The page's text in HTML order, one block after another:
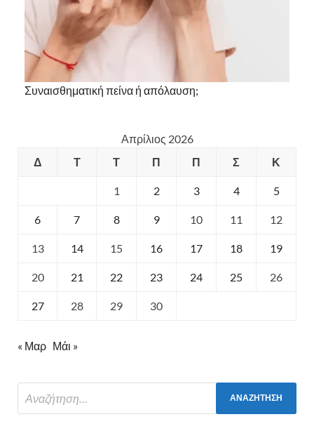
Συναισθηματική πείνα ή απόλαυση;
Απρίλιος 2026
Δ
Τ Τ Π Π Σ Κ
1 2 3 4 5
6 7 8 9 10 11 12
13 14 15 16 17 18 19
20 21 22 23 24 25 26
27 28 29 30
« Μαρ Μάι »